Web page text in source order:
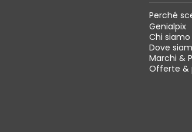
Perché
Genialpix
Chi siamo
Dove
Marchi &
Offerte &